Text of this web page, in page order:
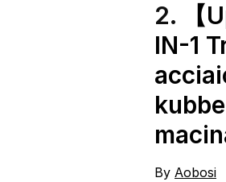
2.
IN-1
By Aobosi